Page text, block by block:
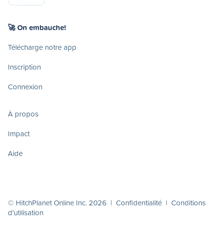
🚀 On embauche!
Télécharge notre app
Inscription
Connexion
À propos
Impact
Aide
© HitchPlanet Online Inc. 2026 | Confidentialité | Conditions
d'utilisation